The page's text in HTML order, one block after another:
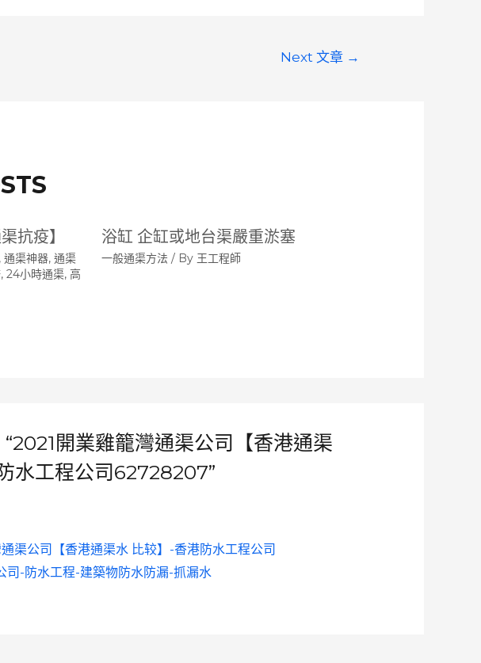
Next 文章 →
抗疫】
通渠神器, 通渠
24小時通渠, 高
浴缸 企缸或地台渠嚴重淤塞
一般通渠方法 / By 王工程師
開業雞籠灣通渠公司【香港通渠
水工程公司62728207”
渠公司【香港通渠水 比较】-香港防水工程公司
-防水工程-建築物防水防漏-抓漏水